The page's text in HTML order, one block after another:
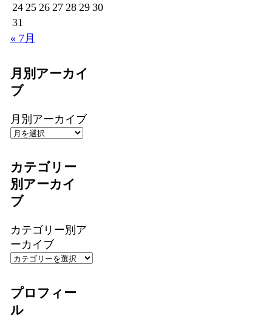
24 25 26 27 28 29 30
31
« 7月
月別アーカイ
ブ
月別アーカイブ
カテゴリー
別アーカイ
ブ
カテゴリー別ア
ーカイブ
プロフィー
ル